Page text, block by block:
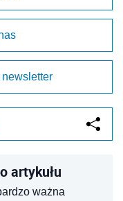
artykułu
ważna